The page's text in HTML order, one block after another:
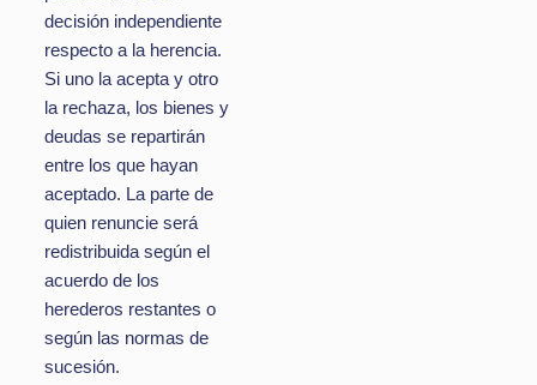
decisión independiente
respecto a la herencia.
Si uno la acepta y otro
la rechaza, los bienes y
deudas se repartirán
entre los que hayan
aceptado. La parte de
quien renuncie será
redistribuida según el
acuerdo de los
herederos restantes o
según las normas de
sucesión.